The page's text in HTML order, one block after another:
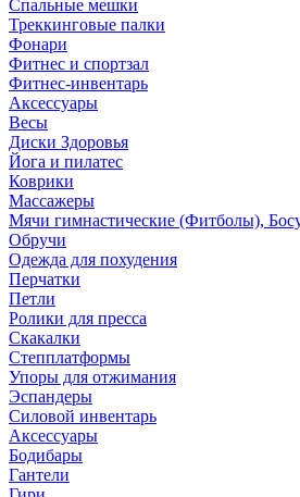
Спальные мешки
Треккинговые палки
Фонари
Фитнес и спортзал
Фитнес-инвентарь
Аксессуары
Весы
Диски Здоровья
Йога и пилатес
Коврики
Массажеры
Мячи гимнастические (Фитболы),
Обручи
Одежда для похудения
Перчатки
Петли
Ролики для пресса
Скакалки
Степплатформы
Упоры для отжимания
Эспандеры
Силовой инвентарь
Аксессуары
Бодибары
Гантели